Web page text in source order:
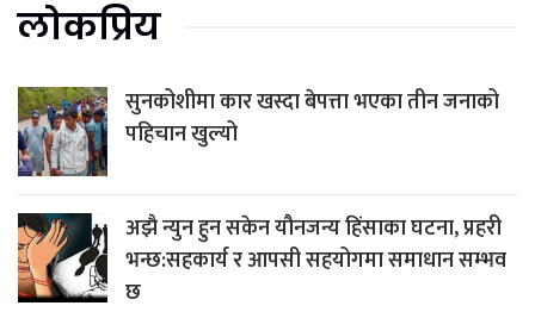
लोकप्रिय
सुनकोशीमा कार खस्दा बेपत्ता भएका तीन जनाको
पहिचान खुल्यो
अझै न्युन हुन सकेन यौनजन्य हिंसाका घटना, प्रहरी
भन्छ:सहकार्य र आपसी सहयोगमा समाधान सम्भव
छ